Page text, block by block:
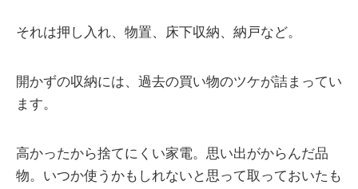
それは押し入れ、物置、床下収納、納戸など。
開かずの収納には、過去の買い物のツケが詰まってい
ます。
高かったから捨てにくい家電。思い出がからんだ品
物。いつか使うかもしれないと思って取っておいたも